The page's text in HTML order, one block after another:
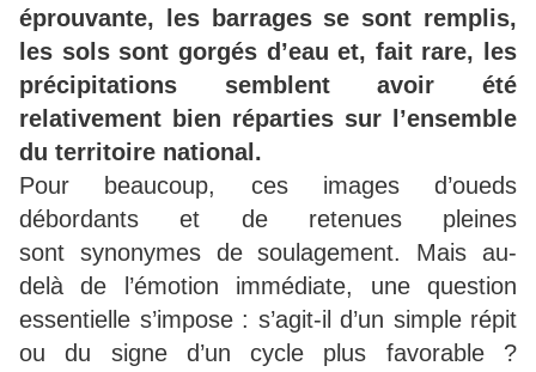
éprouvante, les barrages se sont remplis,
les sols sont gorgés d’eau et, fait rare, les
précipitations semblent avoir été
relativement bien réparties sur l’ensemble
du territoire national.
Pour beaucoup, ces images d’oueds
débordants et de retenues pleines
sont synonymes de soulagement. Mais au-
delà de l’émotion immédiate, une question
essentielle s’impose : s’agit-il d’un simple répit
ou du signe d’un cycle plus favorable ?